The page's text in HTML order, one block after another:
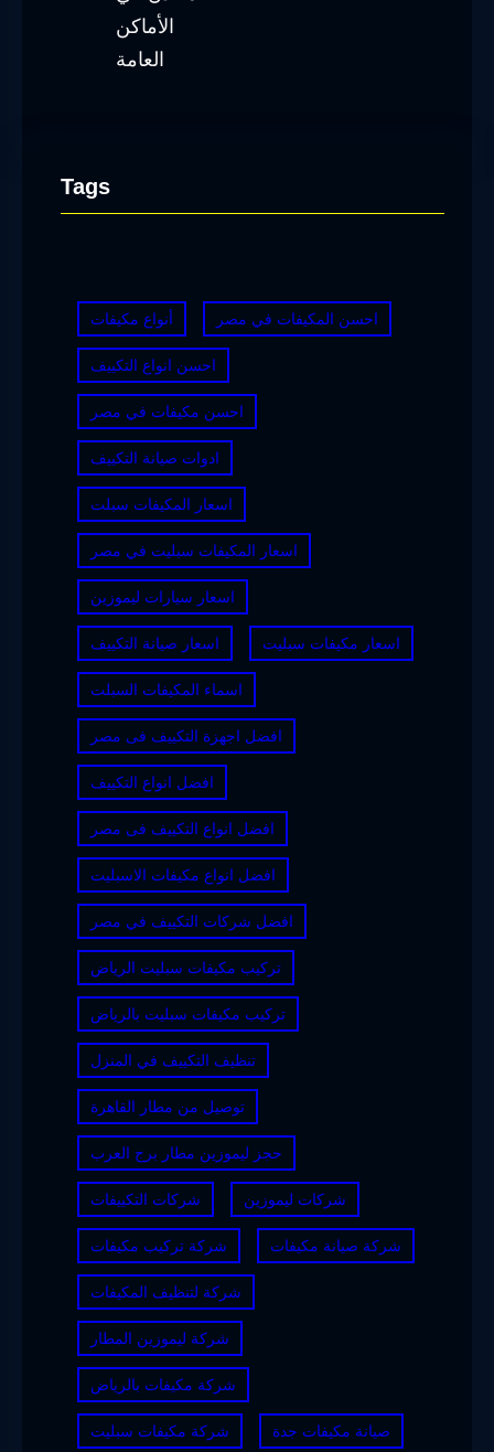
Tags
أنواع مكيفات احسن المكيفات في مصر
احسن انواع التكييف
احسن مكيفات في مصر
ادوات صيانة التكييف
اسعار المكيفات سبلت
اسعار المكيفات سبليت في مصر
اسعار سيارات ليموزين
اسعار صيانة التكييف اسعار مكيفات سبليت
اسماء المكيفات السبلت
افضل اجهزة التكييف فى مصر
افضل انواع التكييف
افضل انواع التكييف فى مصر
افضل انواع مكيفات الاسبليت
افضل شركات التكييف في مصر
تركيب مكيفات سبليت الرياض
تركيب مكيفات سبليت بالرياض
تنظيف التكييف في المنزل
توصيل من مطار القاهرة
حجز ليموزين مطار برج العرب
شركات التكييفات شركات ليموزين
شركة تركيب مكيفات شركة صيانة مكيفات
شركة لتنظيف المكيفات
شركة ليموزين المطار
شركة مكيفات بالرياض
شركة مكيفات سبليت صيانة مكيفات جدة